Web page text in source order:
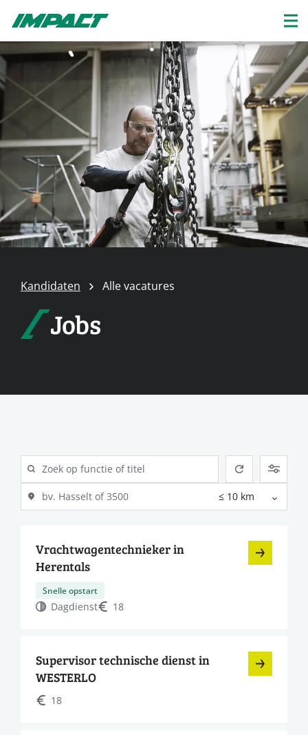
Kandidaten Alle vacatures
Jobs
Vrachtwagentechnieker in
Herentals
Snelle opstart
Dagdienst 18
Supervisor technische dienst in
WESTERLO
18